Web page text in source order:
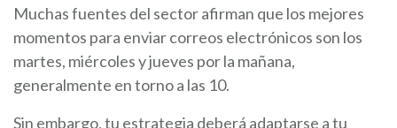
Muchas fuentes del sector afirman que los mejores
momentos para enviar correos electrónicos son los
martes, miércoles y jueves por la mañana,
generalmente en torno a las 10.
Sin embargo, tu estrategia deberá adaptarse a tu